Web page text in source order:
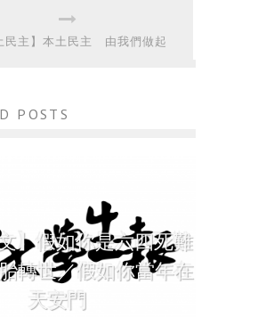
民主】本土民主 由我們做起
POSTS
】假如你是六四死難
轉世／假如你當年在
天安門